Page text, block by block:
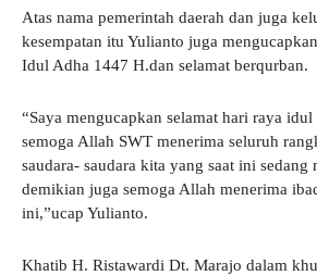
Atas nama pemerintah daerah dan juga
kesempatan itu Yulianto juga
Idul Adha 1447 H.dan selamat berqurban.
“Saya mengucapkan selamat hari raya
semoga Allah SWT menerima seluruh
saudara- saudara kita yang saat ini sedang
demikian juga semoga Allah menerima
ini,”ucap Yulianto.
Khatib H. Ristawardi Dt. Marajo dalam